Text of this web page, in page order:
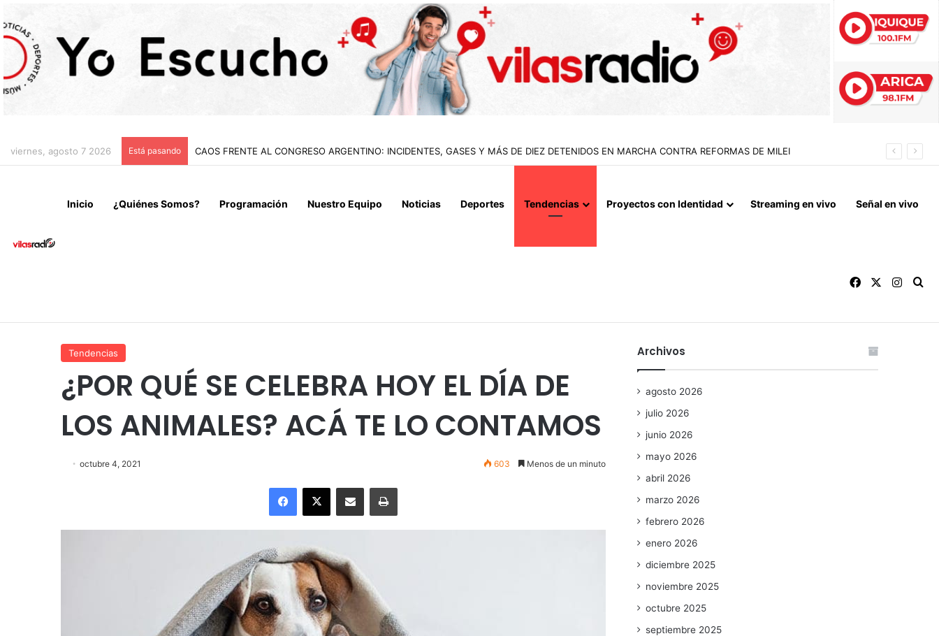
viernes, agosto 7 2026 Está pasando CHILE Y VENEZUELA OFICIALIZAN EL REINICIO DE RELACIONES CONSULARES Y AVANZAN HACIA LA NORMALIZACIÓN DE VÍNCULOS BILATERALES
Inicio ¿Quiénes Somos? Programación Nuestro Equipo Noticias Deportes Tendencias Proyectos con Identidad Streaming en vivo Señal en vivo
Facebook
Tendencias
¿POR QUÉ SE CELEBRA HOY EL DÍA DE
LOS ANIMALES? ACÁ TE LO CONTAMOS
octubre 4, 2021 603 Menos de un minuto
Facebook
X Enviar vía email Imprimir
Archivos
agosto 2026
julio 2026
junio 2026
mayo 2026
abril 2026
marzo 2026
febrero 2026
enero 2026
diciembre 2025
noviembre 2025
octubre 2025
septiembre 2025